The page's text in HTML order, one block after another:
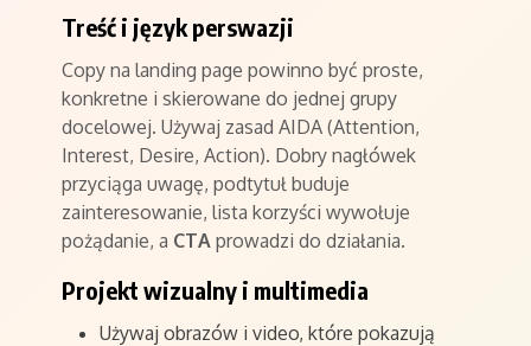
Treść i język perswazji
Copy na landing page powinno być proste,
konkretne i skierowane do jednej grupy
docelowej. Używaj zasad AIDA (Attention,
Interest, Desire, Action). Dobry nagłówek
przyciąga uwagę, podtytuł buduje
zainteresowanie, lista korzyści wywołuje
pożądanie, a CTA prowadzi do działania.
Projekt wizualny i multimedia
Używaj obrazów i video, które pokazują